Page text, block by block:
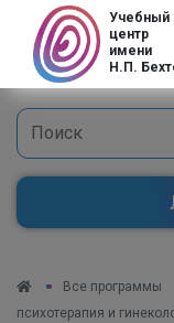
Учебный
центр
имени
Н.П.
Все программы
психотерапия и
Код страны